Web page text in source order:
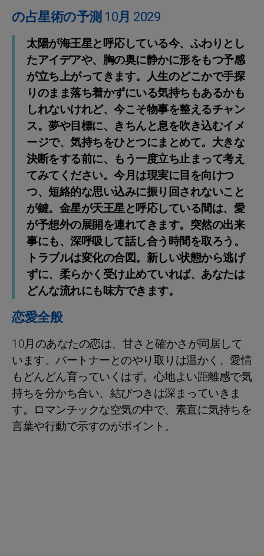
の占星術の予測 10月 2029
太陽が海王星と呼応している今、ふわりとし
たアイデアや、胸の奥に静かに形をもつ予感
が立ち上がってきます。人生のどこかで手探
りのまま落ち着かずにいる気持ちもあるかも
しれないけれど、今こそ物事を整えるチャン
ス。夢や目標に、きちんと息を吹き込むイメ
ージで、気持ちをひとつにまとめて。大きな
決断をする前に、もう一度立ち止まって考え
てみてください。今月は現実に目を向けつ
つ、短絡的な思い込みに振り回されないこと
が鍵。金星が天王星と呼応している間は、愛
が予想外の展開を連れてきます。突然の出来
事にも、深呼吸して話し合う時間を取ろう。
トラブルは変化の合図。新しい状態から逃げ
ずに、柔らかく受け止めていれば、あなたは
どんな流れにも味方できます。
恋愛全般
10月のあなたの恋は、甘さと確かさが同居して
います。パートナーとのやり取りは温かく、愛情
もどんどん育っていくはず。心地よい距離感で気
持ちを分かち合い、結びつきは深まっていきま
す。ロマンチックな空気の中で、素直に気持ちを
言葉や行動で示すのがポイント。